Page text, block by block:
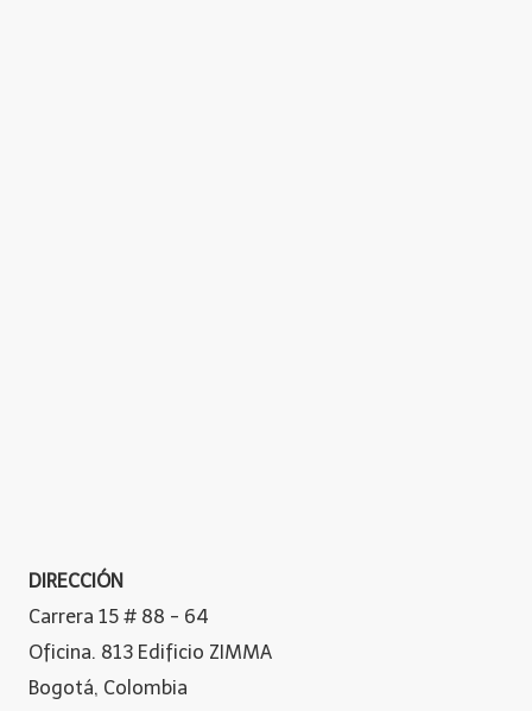
DIRECCIÓN
Carrera 15 # 88 - 64
Oficina. 813 Edificio ZIMMA
Bogotá, Colombia